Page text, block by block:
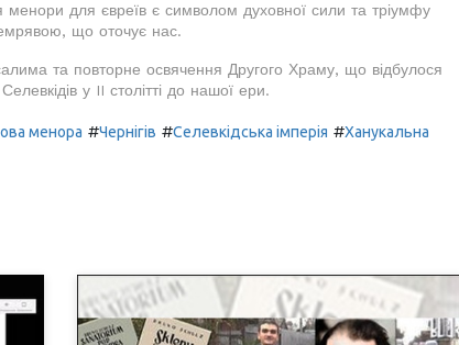
для євреїв є символом духовної сили та тріумфу
що оточує нас.
та повторне освячення Другого Храму, що відбулося
у II столітті до нашої ери.
менора #Чернігів #Селевкідська імперія #Ханукальна